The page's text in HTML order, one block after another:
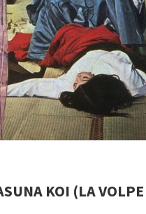
KOI (LA